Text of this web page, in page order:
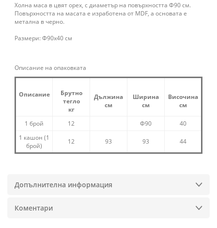
Холна маса в цвят орех, с диаметър на повърхността Φ90 см.
Повърхността на масата е изработена от MDF, а основата е
метална в черно.
Размери: Φ90x40 см
Описание на опаковката
Описание
Брутно
тегло
кг
Дължина
см
Ширина
см
Височина
см
1 брой 12 Ф90
40
1 кашон (1
брой)
12 93 93 44
Допълнителна информация
Коментари